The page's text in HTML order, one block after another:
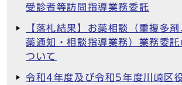
受診者等訪問指導業務委託
【落札結果】お薬相談（重複多
薬通知・相談指導業務）業務委託
ついて
令和4年度及び令和5年度川崎区